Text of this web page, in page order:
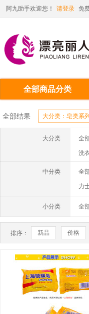
阿九助手欢迎您！ 请登录 免
全部商品分类
全部结果 大分类：皂类系列
大分类 全
洗
啫
牙
洗
中分类 全
力
小分类 全
排序： 新品 价格